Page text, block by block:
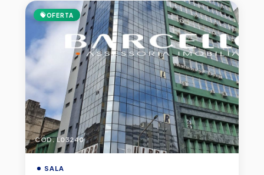
OFERTA
CÓD. L03240
SALA